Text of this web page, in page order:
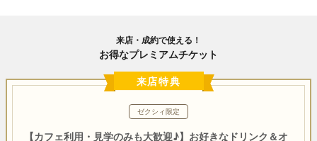
来店・成約で使える！
お得なプレミアムチケット
来店特典
ゼクシィ限定
【カフェ利用・見学のみも大歓迎♪】お好きなドリンク＆オ